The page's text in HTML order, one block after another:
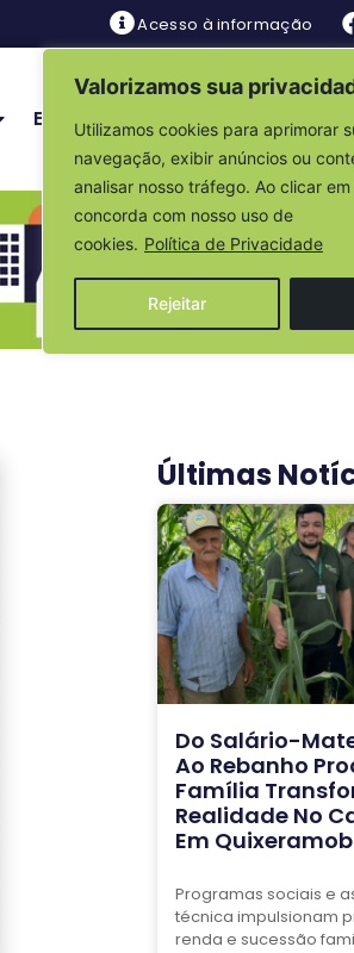
Valorizamos sua
Utilizamos cookies para aprimorar
navegação, exibir anúncios ou
analisar nosso tráfego. Ao clicar em
concorda com nosso uso de
cookies. Política de Privacidade
Rejeitar
Acesso à informação
Editais Fale Conosco
Últimas
Do Salário-
Ao Rebanho
Família
Realidade No
Em
Programas sociais e
técnica impulsionam
renda e sucessão